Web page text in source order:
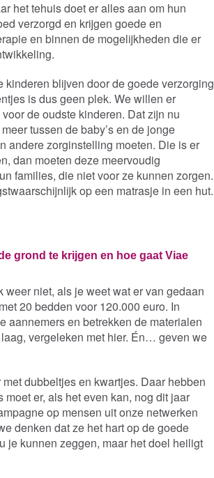
het tehuis doet er alles aan om hun
verzorgd en krijgen goede en
en binnen de mogelijkheden die er
blijven door de goede verzorging
is dus geen plek. We willen er
de oudste kinderen. Dat zijn nu
tussen de baby’s en de jonge
andere zorginstelling moeten. Die is er
dan moeten deze meervoudig
families, die niet voor ze kunnen zorgen.
op een matrasje in een hut.
grond te krijgen en hoe gaat Viae
weer niet, als je weet wat er van gedaan
20 bedden voor 120.000 euro. In
aannemers en betrekken de materialen
vergeleken met hier. Én… geven we
dubbeltjes en kwartjes. Daar hebben
er, als het even kan, nog dit jaar
op mensen uit onze netwerken
denken dat ze het hart op de goede
je kunnen zeggen, maar het doel heiligt